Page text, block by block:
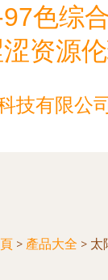
色综
资源
技有限公司
> 產品大全 > 太